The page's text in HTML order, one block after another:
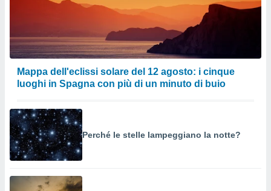
Mappa dell'eclissi solare del 12 agosto: i cinque
luoghi in Spagna con più di un minuto di buio
Perché le stelle lampeggiano la notte?